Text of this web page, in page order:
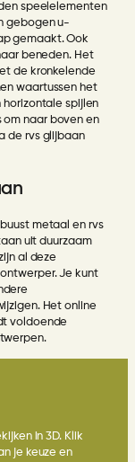
speelelementen
gebogen u-
gemaakt. Ook
beneden. Het
de kronkelende
waartussen het
horizontale spijlen
om naar boven en
de rvs glijbaan
metaal en rvs
uit duurzaam
al deze
. Je kunt
. Het online
voldoende
in 3D. Klik
je keuze en